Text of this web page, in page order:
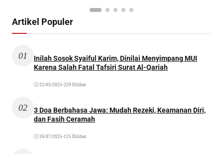
Artikel Populer
01
Inilah Sosok Syaiful Karim, Dinilai Menyimpang MUI
Karena Salah Fatal Tafsiri Surat Al-Qariah
22/05/2025 •220 Dilihat
02
3 Doa Berbahasa Jawa: Mudah Rezeki, Keamanan Diri,
dan Fasih Ceramah
26/07/2025 •125 Dilihat